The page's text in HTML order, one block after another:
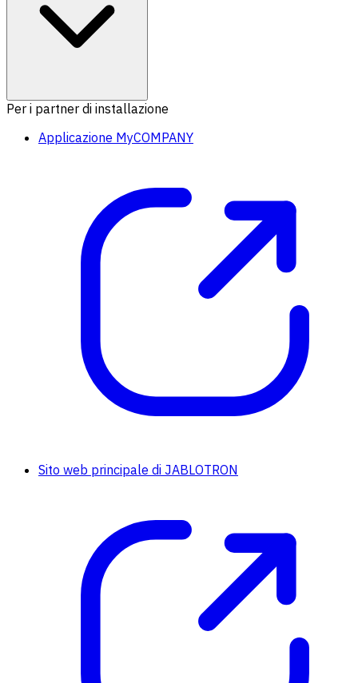
Per i partner di installazione
Applicazione MyCOMPANY
Sito web principale di JABLOTRON